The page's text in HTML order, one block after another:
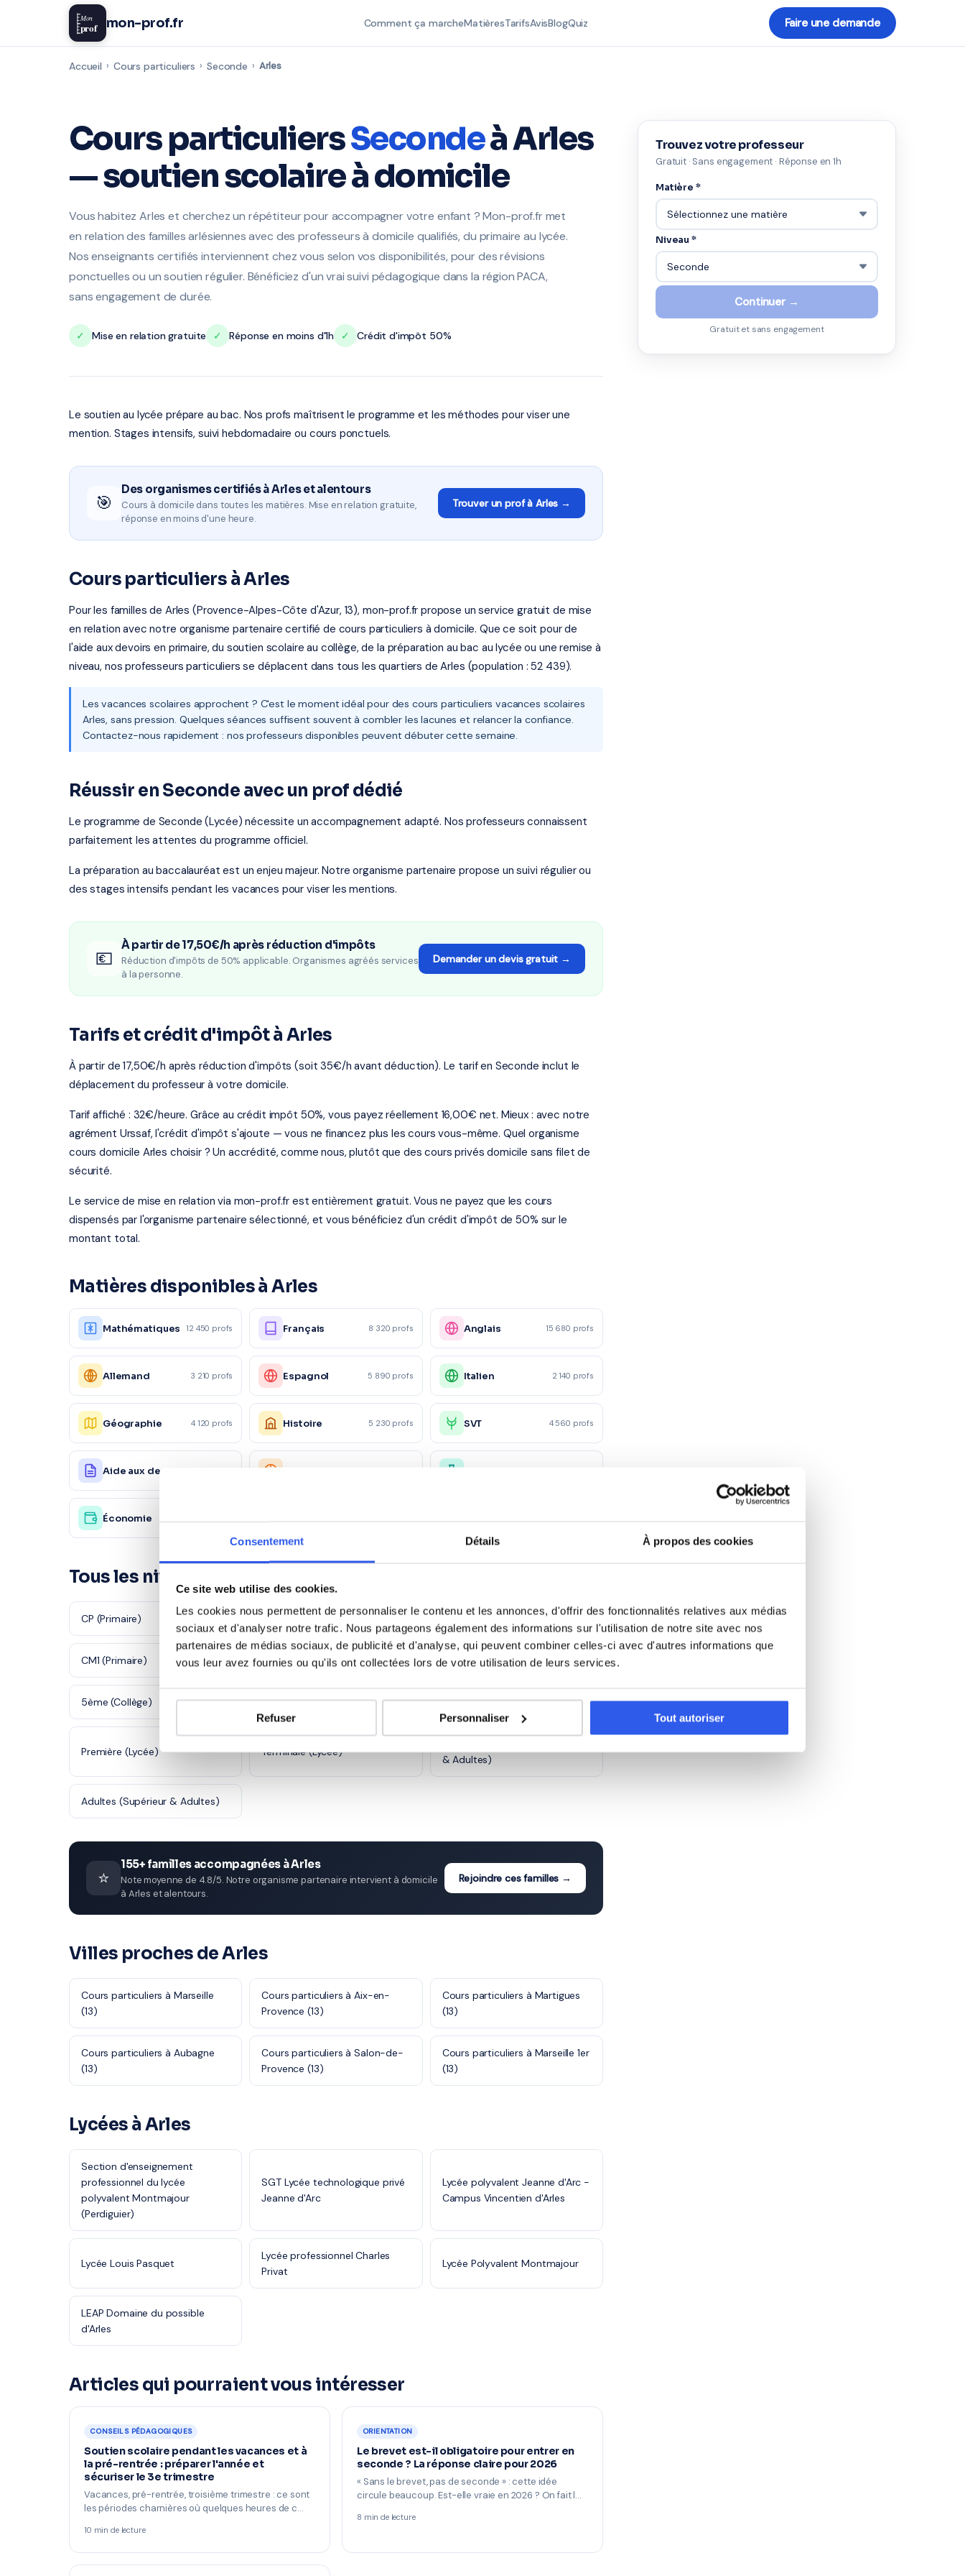
Consentement Détails À propos des cookies
Ce site web utilise des cookies.
Les cookies nous permettent de personnaliser le contenu et les annonces, d'offrir des fonctionnalités relatives aux médias
sociaux et d'analyser notre trafic. Nous partageons également des informations sur l'utilisation de notre site avec nos
partenaires de médias sociaux, de publicité et d'analyse, qui peuvent combiner celles-ci avec d'autres informations que
vous leur avez fournies ou qu'ils ont collectées lors de votre utilisation de leurs services.
Refuser Personnaliser Tout autoriser
Mon
prof mon-prof.fr Comment ça marcheMatièresTarifsAvisBlogQuiz Faire une demande
Accueil › Cours particuliers › Seconde › Arles
Cours particuliersSecondeà Arles
— soutien scolaire à domicile
Vous habitez Arles et cherchez un répétiteur pour accompagner votre enfant ? Mon-prof.fr met
en relation des familles arlésiennes avec des professeurs à domicile qualifiés, du primaire au lycée.
Nos enseignants certifiés interviennent chez vous selon vos disponibilités, pour des révisions
ponctuelles ou un soutien régulier. Bénéficiez d'un vrai suivi pédagogique dans la région PACA,
sans engagement de durée.
✓ Mise en relation gratuite ✓ Réponse en moins d'1h ✓ Crédit d'impôt 50%
Le soutien au lycée prépare au bac. Nos profs maîtrisent le programme et les méthodes pour viser une
mention. Stages intensifs, suivi hebdomadaire ou cours ponctuels.
🎯
Des organismes certifiés à Arles et alentours
Cours à domicile dans toutes les matières. Mise en relation gratuite,
réponse en moins d'une heure.
Trouver un prof à Arles →
Cours particuliers à Arles
Pour les familles de Arles (Provence-Alpes-Côte d'Azur, 13), mon-prof.fr propose un service gratuit de mise
en relation avec notre organisme partenaire certifié de cours particuliers à domicile. Que ce soit pour de
l'aide aux devoirs en primaire, du soutien scolaire au collège, de la préparation au bac au lycée ou une remise à
niveau, nos professeurs particuliers se déplacent dans tous les quartiers de Arles (population : 52 439).
Les vacances scolaires approchent ? C'est le moment idéal pour des cours particuliers vacances scolaires
Arles, sans pression. Quelques séances suffisent souvent à combler les lacunes et relancer la confiance.
Contactez-nous rapidement : nos professeurs disponibles peuvent débuter cette semaine.
Réussir en Seconde avec un prof dédié
Le programme de Seconde (Lycée) nécessite un accompagnement adapté. Nos professeurs connaissent
parfaitement les attentes du programme officiel.
La préparation au baccalauréat est un enjeu majeur. Notre organisme partenaire propose un suivi régulier ou
des stages intensifs pendant les vacances pour viser les mentions.
💶
À partir de 17,50€/h après réduction d'impôts
Réduction d'impôts de 50% applicable. Organismes agréés services
à la personne.
Demander un devis gratuit →
Tarifs et crédit d'impôt à Arles
À partir de 17,50€/h après réduction d'impôts (soit 35€/h avant déduction). Le tarif en Seconde inclut le
déplacement du professeur à votre domicile.
Tarif affiché : 32€/heure. Grâce au crédit impôt 50%, vous payez réellement 16,00€ net. Mieux : avec notre
agrément Urssaf, l'crédit d'impôt s'ajoute — vous ne financez plus les cours vous-même. Quel organisme
cours domicile Arles choisir ? Un accrédité, comme nous, plutôt que des cours privés domicile sans filet de
sécurité.
Le service de mise en relation via mon-prof.fr est entièrement gratuit. Vous ne payez que les cours
dispensés par l'organisme partenaire sélectionné, et vous bénéficiez d'un crédit d'impôt de 50% sur le
montant total.
Matières disponibles à Arles
Mathématiques 12 450 profs Français 8 320 profs Anglais 15 680 profs
Allemand 3 210 profs Espagnol 5 890 profs Italien 2 140 profs
Géographie 4 120 profs Histoire 5 230 profs SVT 4 560 profs
Aide aux devoirs Chimie
Économie
Tous les niveaux à Arles
CP (Primaire) CE1 (Primaire) CE2 (Primaire)
CM1 (Primaire) CM2 (Primaire) 6ème (Collège)
5ème (Collège) 4ème (Collège) 3ème (Collège)
Première (Lycée) Terminale (Lycée)
& Adultes)
Adultes (Supérieur & Adultes)
⭐
155+ familles accompagnées à Arles
Note moyenne de 4.8/5. Notre organisme partenaire intervient à domicile
à Arles et alentours.
Rejoindre ces familles →
Villes proches de Arles
Cours particuliers à Marseille
(13)
Cours particuliers à Aix-en-
Provence (13)
Cours particuliers à Martigues
(13)
Cours particuliers à Aubagne
(13)
Cours particuliers à Salon-de-
Provence (13)
Cours particuliers à Marseille 1er
(13)
Lycées à Arles
Section d'enseignement
professionnel du lycée
polyvalent Montmajour
(Perdiguier)
SGT Lycée technologique privé
Jeanne d'Arc
Lycée polyvalent Jeanne d'Arc -
Campus Vincentien d'Arles
Lycée Louis Pasquet
Lycée professionnel Charles
Privat
Lycée Polyvalent Montmajour
LEAP Domaine du possible
d'Arles
Articles qui pourraient vous intéresser
CONSEILS PÉDAGOGIQUES
Soutien scolaire pendant les vacances et à
la pré-rentrée : préparer l'année et
sécuriser le 3e trimestre
Vacances, pré-rentrée, troisième trimestre : ce sont
les périodes charnières où quelques heures de c…
10 min de lecture
ORIENTATION
Le brevet est-il obligatoire pour entrer en
seconde ? La réponse claire pour 2026
« Sans le brevet, pas de seconde » : cette idée
circule beaucoup. Est-elle vraie en 2026 ? On fait l…
8 min de lecture
Trouvez votre professeur
Gratuit · Sans engagement · Réponse en 1h
Matière *
Niveau *
Continuer →
Gratuit et sans engagement